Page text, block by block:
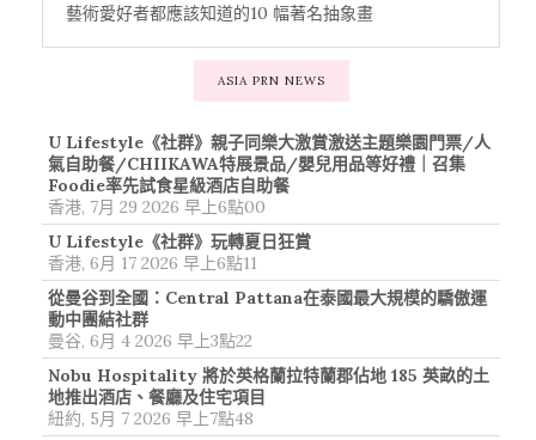
藝術愛好者都應該知道的10 幅著名抽象畫
ASIA PRN NEWS
U Lifestyle《社群》親子同樂大激賞激送主題樂園門票/人
氣自助餐/CHIIKAWA特展景品/嬰兒用品等好禮｜召集
Foodie率先試食星級酒店自助餐
香港, 7月 29 2026 早上6點00
U Lifestyle《社群》玩轉夏日狂賞
香港, 6月 17 2026 早上6點11
從曼谷到全國：Central Pattana在泰國最大規模的驕傲運
動中團結社群
曼谷, 6月 4 2026 早上3點22
Nobu Hospitality 將於英格蘭拉特蘭郡佔地 185 英畝的土
地推出酒店、餐廳及住宅項目
紐約, 5月 7 2026 早上7點48